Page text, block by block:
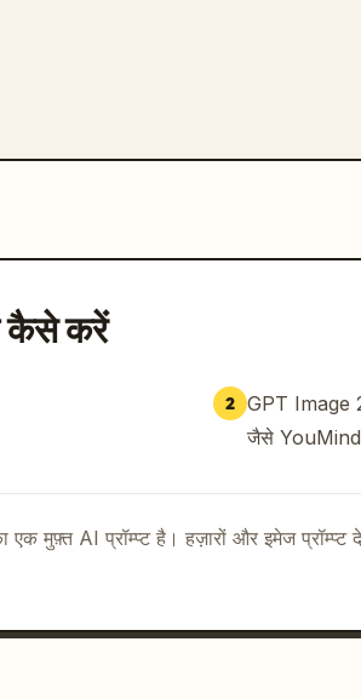
कैसे करें
2 GPT Image 2
जैसे YouMind,
एक मुफ़्त AI प्रॉम्प्ट है। हज़ारों और इमेज